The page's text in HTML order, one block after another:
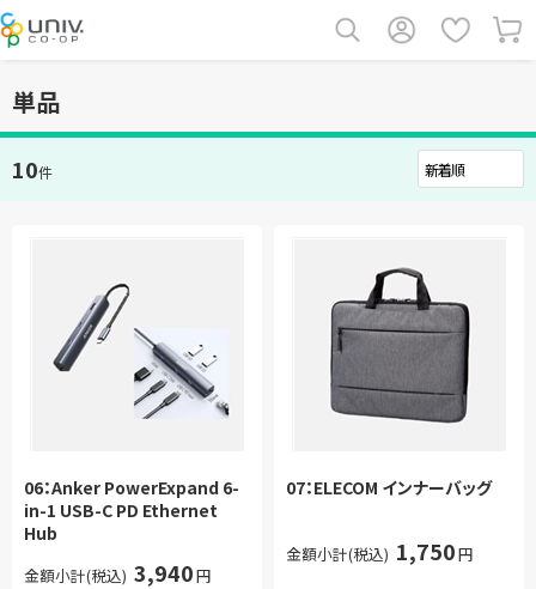
単品
10件
06：Anker PowerExpand 6-
in-1 USB-C PD Ethernet
Hub
金額小計(税込) 3,940円
07：ELECOM インナーバッグ
金額小計(税込) 1,750円